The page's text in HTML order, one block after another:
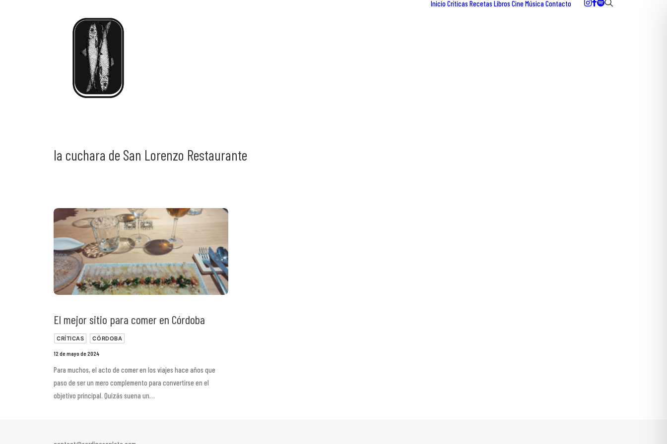
InicioCríticas Recetas Libros CineMúsicaContacto
la cuchara de San Lorenzo Restaurante
El mejor sitio para comer en Córdoba
CRÍTICAS CÓRDOBA
12 de mayo de 2024
Para muchos, el acto de comer en los viajes hace años que
paso de ser un mero complemento para convertirse en el
objetivo principal. Quizás suena un…